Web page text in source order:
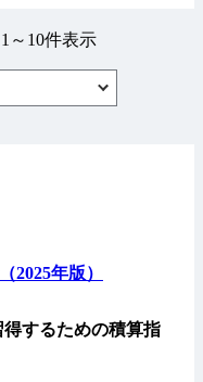
～10件表示
2025年版）
するための積算指